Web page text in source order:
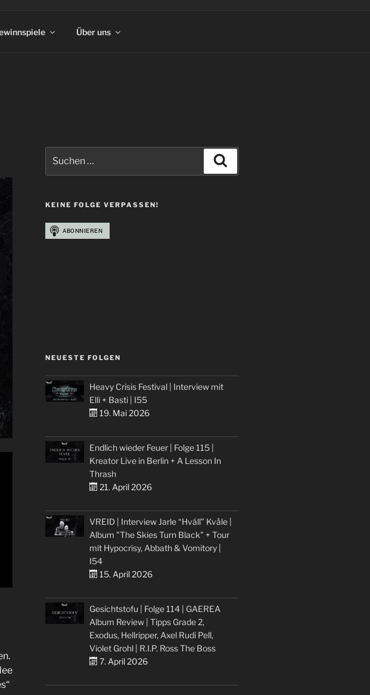
Über uns
nach:
KEINE FOLGE VERPASSEN!
NEUESTE FOLGEN
Heavy Crisis Festival | Interview mit
Elli + Basti | I55
19. Mai 2026
Endlich wieder Feuer | Folge 115 |
Kreator Live in Berlin + A Lesson In
Thrash
21. April 2026
VREID | Interview Jarle “Hváll” Kvåle |
Album "The Skies Turn Black" + Tour
mit Hypocrisy, Abbath & Vomitory |
I54
15. April 2026
Gesichtstofu | Folge 114 | GAEREA
Album Review | Tipps Grade 2,
Exodus, Hellripper, Axel Rudi Pell,
Violet Grohl | R.I.P. Ross The Boss
7. April 2026